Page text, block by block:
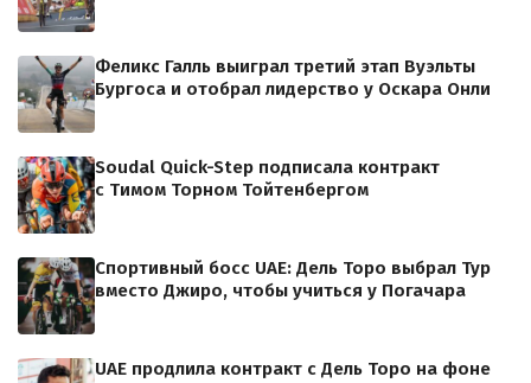
Феликс Галль выиграл третий этап Вуэльты
Бургоса и отобрал лидерство у Оскара Онли
Soudal Quick-Step подписала контракт
с Тимом Торном Тойтенбергом
Спортивный босс UAE: Дель Торо выбрал Тур
вместо Джиро, чтобы учиться у Погачара
UAE продлила контракт с Дель Торо на фоне